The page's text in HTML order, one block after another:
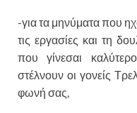
-για τα μηνύματα που
τις εργασίες και τη
που γίνεσαι
στέλνουν οι γονείς
φωνή σας,